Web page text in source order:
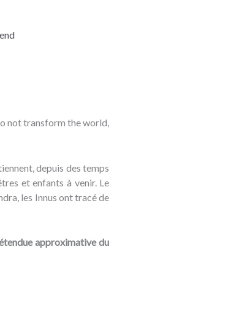
not transform the world,
depuis des temps
et enfants à venir. Le
les Innus ont tracé de
approximative du